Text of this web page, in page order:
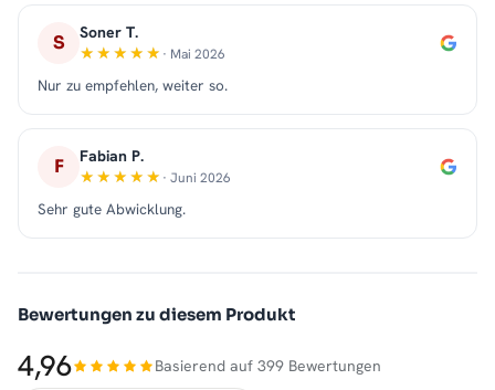
S Soner T.
· Mai 2026
Nur zu empfehlen, weiter so.
F Fabian P.
· Juni 2026
Sehr gute Abwicklung.
Bewertungen zu diesem Produkt
4,96 Basierend auf 399 Bewertungen